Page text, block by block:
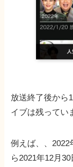
放送終了後から
イブは残ってい
例えば、、2022
ら2021年12月